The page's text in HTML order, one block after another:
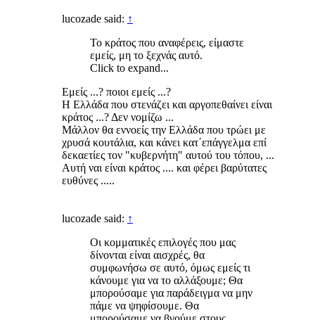
lucozade said: ↑
Το κράτος που αναφέρεις, είμαστε
εμείς, μη το ξεχνάς αυτό.
Click to expand...
Eμείς ...? ποιοι εμείς ...?
H Eλλάδα που στενάζει και αργοπεθαίνει είναι
κράτος ...? Δεν νομίζω ...
Μάλλον θα εννοείς την Ελλάδα που τρώει με
χρυσά κουτάλια, και κάνει κατ΄επάγγελμα επί
δεκαετίες τον "κυβερνήτη" αυτού του τόπου, ...
Αυτή ναι είναι κράτος .... και φέρει βαρύτατες
ευθύνες .....
lucozade said: ↑
Οι κομματικές επιλογές που μας
δίνονται είναι αισχρές, θα
συμφωνήσω σε αυτό, όμως εμείς τι
κάνουμε για να το αλλάξουμε; Θα
μπορούσαμε για παράδειγμα να μην
πάμε να ψηφίσουμε. Θα